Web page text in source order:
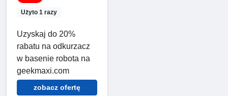
Użyto 1 razy
Uzyskaj do 20%
rabatu na odkurzacz
w basenie robota na
geekmaxi.com
zobacz ofertę